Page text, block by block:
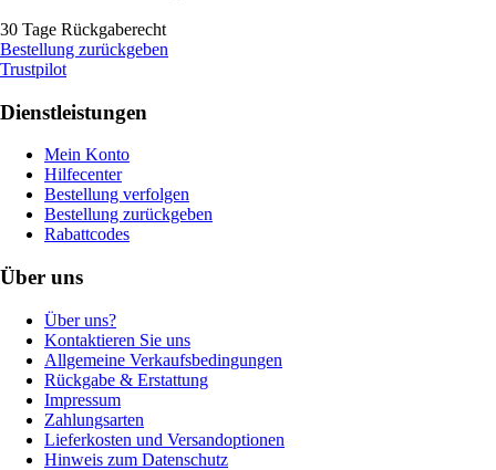
30 Tage Rückgaberecht
Bestellung zurückgeben
Trustpilot
Dienstleistungen
Mein Konto
Hilfecenter
Bestellung verfolgen
Bestellung zurückgeben
Rabattcodes
Über uns
Über uns?
Kontaktieren Sie uns
Allgemeine Verkaufsbedingungen
Rückgabe & Erstattung
Impressum
Zahlungsarten
Lieferkosten und Versandoptionen
Hinweis zum Datenschutz